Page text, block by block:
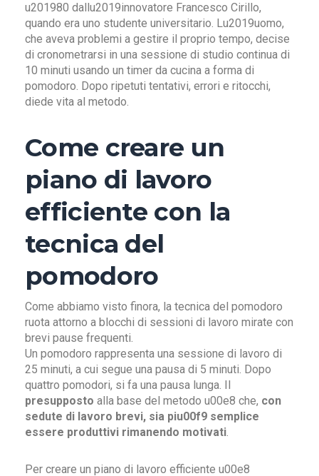
u201980 dallu2019innovatore Francesco Cirillo,
quando era uno studente universitario. Lu2019uomo,
che aveva problemi a gestire il proprio tempo, decise
di cronometrarsi in una sessione di studio continua di
10 minuti usando un timer da cucina a forma di
pomodoro. Dopo ripetuti tentativi, errori e ritocchi,
diede vita al metodo.
Come creare un
piano di lavoro
efficiente con la
tecnica del
pomodoro
Come abbiamo visto finora, la tecnica del pomodoro
ruota attorno a blocchi di sessioni di lavoro mirate con
brevi pause frequenti.
Un pomodoro rappresenta una sessione di lavoro di
25 minuti, a cui segue una pausa di 5 minuti. Dopo
quattro pomodori, si fa una pausa lunga. Il
presupposto alla base del metodo u00e8 che, con
sedute di lavoro brevi, sia piu00f9 semplice
essere produttivi rimanendo motivati.
Per creare un piano di lavoro efficiente u00e8